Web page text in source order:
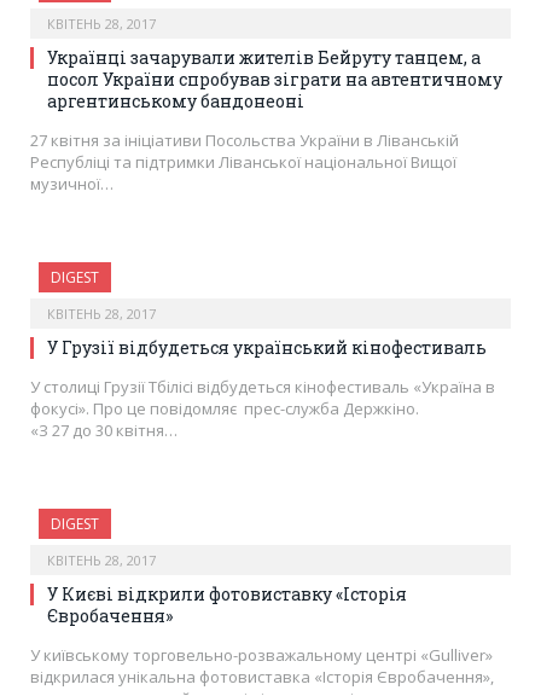
КВІТЕНЬ 28, 2017
Українці зачарували жителів Бейруту танцем, а
посол України спробував зіграти на автентичному
аргентинському бандонеоні
27 квітня за ініціативи Посольства України в Ліванській
Республіці та підтримки Ліванської національної Вищої
музичної…
DIGEST
КВІТЕНЬ 28, 2017
У Грузії відбудеться український кінофестиваль
У столиці Грузії Тбілісі відбудеться кінофестиваль «Україна в
фокусі». Про це повідомляє прес-служба Держкіно.
«З 27 до 30 квітня…
DIGEST
КВІТЕНЬ 28, 2017
У Києві відкрили фотовиставку «Історія
Євробачення»
У київському торговельно-розважальному центрі «Gulliver»
відкрилася унікальна фотовиставка «Історія Євробачення»,